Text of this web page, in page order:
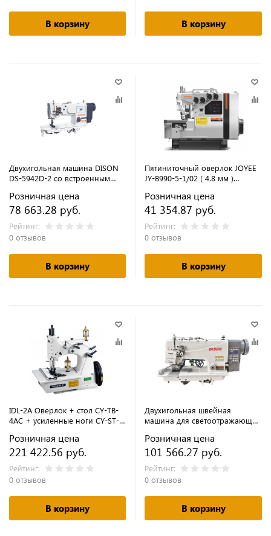
В корзину В корзину
Двухигольная машина DISON
DS-5942D-2 со встроенным
Розничная цена
78 663.28 руб.
Рейтинг:
0 отзывов
В корзину
Пятиниточный оверлок JOYEE
JY-B990-5-1/02 ( 4.8 мм )
Розничная цена
41 354.87 руб.
Рейтинг:
0 отзывов
В корзину
IDL-2A Оверлок + стол CY-TB-
4AC + усиленные ноги CY-ST-
Розничная цена
221 422.56 руб.
Рейтинг:
0 отзывов
В корзину
Двухигольная швейная
машина для светоотражающей
(комплект) с направляющими
Розничная цена
101 566.27 руб.
Рейтинг:
0 отзывов
В корзину